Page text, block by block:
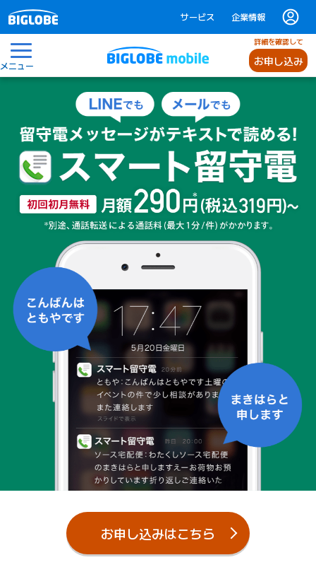
サービス 企業情報
メニュー
詳細を確認して
お申し込み
お申し込みはこちら